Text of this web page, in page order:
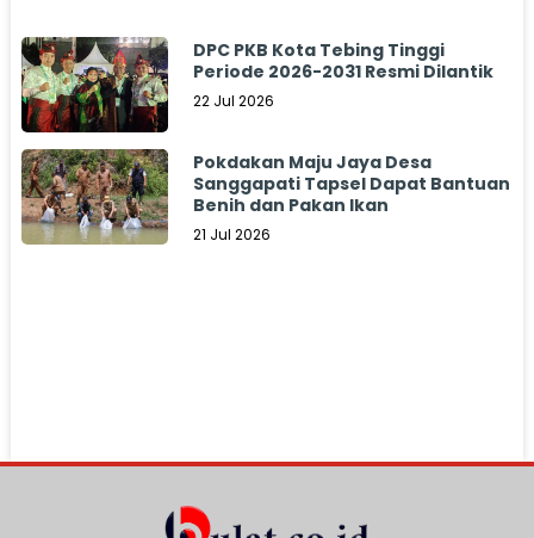
DPC PKB Kota Tebing Tinggi
Periode 2026-2031 Resmi Dilantik
22 Jul 2026
Pokdakan Maju Jaya Desa
Sanggapati Tapsel Dapat Bantuan
Benih dan Pakan Ikan
21 Jul 2026